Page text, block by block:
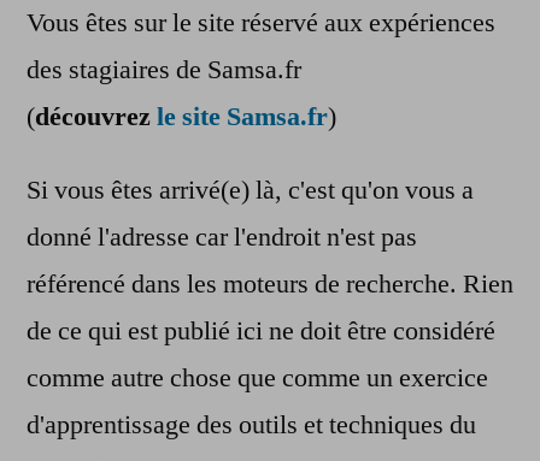
Vous êtes sur le site réservé aux expériences
des stagiaires de Samsa.fr
(découvrezle site Samsa.fr)
Si vous êtes arrivé(e) là, c'est qu'on vous a
donné l'adresse car l'endroit n'est pas
référencé dans les moteurs de recherche. Rien
de ce qui est publié ici ne doit être considéré
comme autre chose que comme un exercice
d'apprentissage des outils et techniques du